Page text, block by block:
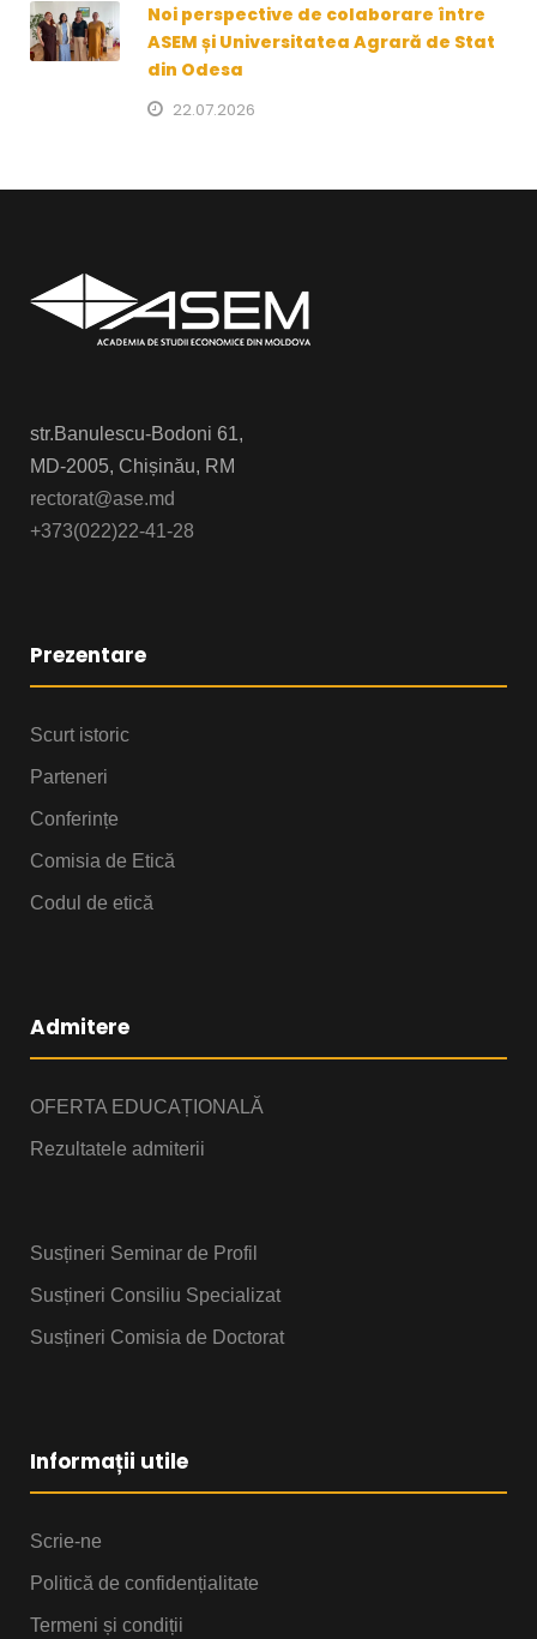
Noi perspective de colaborare între
ASEM și Universitatea Agrară de Stat
din Odesa
22.07.2026
str.Banulescu-Bodoni 61,
MD-2005, Chișinău, RM
rectorat@ase.md
+373(022)22-41-28
Prezentare
Scurt istoric
Parteneri
Conferințe
Comisia de Etică
Codul de etică
Admitere
OFERTA EDUCAȚIONALĂ
Rezultatele admiterii
Susțineri Seminar de Profil
Susțineri Consiliu Specializat
Susțineri Comisia de Doctorat
Informații utile
Scrie-ne
Politică de confidențialitate
Termeni și condiții